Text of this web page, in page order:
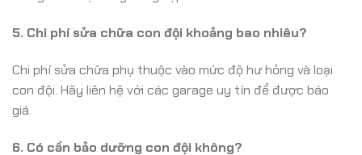
5. Chi phí sửa chữa con đội khoảng bao nhiêu?
Chi phí sửa chữa phụ thuộc vào mức độ hư hỏng và loại
con đội. Hãy liên hệ với các garage uy tín để được báo
giá.
6. Có cần bảo dưỡng con đội không?